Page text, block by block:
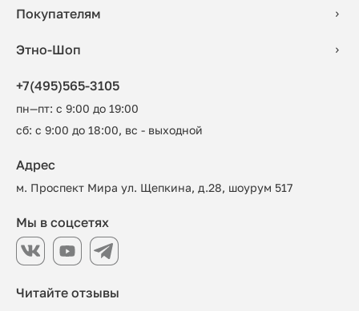
Покупателям
Этно-Шоп
+7(495)565-3105
пн—пт: с 9:00 до 19:00
сб: с 9:00 до 18:00, вс - выходной
Читайте отзывы
Адрес
м. Проспект Мира ул. Щепкина, д.28, шоурум 517
Мы в соцсетях